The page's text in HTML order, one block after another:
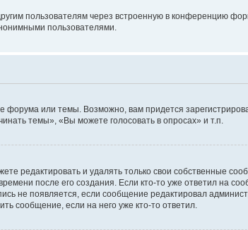
пользователям через встроенную в конференцию
пользователями.
или темы. Возможно, вам придется
темы», «Вы можете голосовать в опросах» и т.п.
редактировать и удалять только свои собственные
после его создания. Если кто-то уже ответил на
не появляется, если сообщение редактировал
сообщение, если на него уже кто-то ответил.